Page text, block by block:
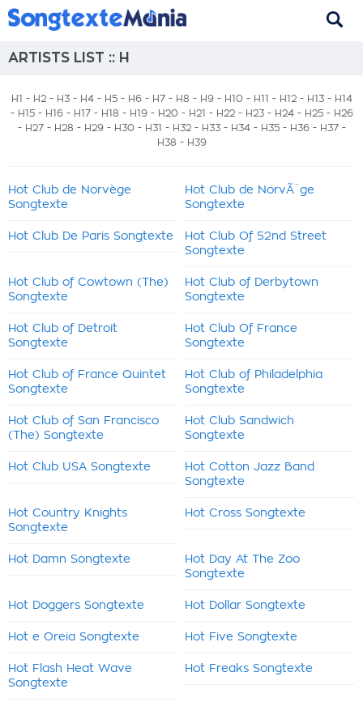
ARTISTS LIST :: H
H1 - H2- H3- H4- H5- H6- H7- H8 - H9- H10- H11 - H12- H13- H14
- H15- H16- H17- H18 - H19- H20- H21 - H22- H23- H24- H25- H26
- H27- H28 - H29- H30- H31 - H32- H33 - H34- H35- H36- H37-
H38 - H39
Hot Club de Norvège
Songtexte
Hot Club de NorvÃ¨ge
Songtexte
Hot Club De Paris Songtexte
Hot Club Of 52nd Street
Songtexte
Hot Club of Cowtown (The)
Songtexte
Hot Club of Derbytown
Songtexte
Hot Club of Detroit
Songtexte
Hot Club Of France
Songtexte
Hot Club of France Quintet
Songtexte
Hot Club of Philadelphia
Songtexte
Hot Club of San Francisco
(The) Songtexte
Hot Club Sandwich
Songtexte
Hot Club USA Songtexte
Hot Cotton Jazz Band
Songtexte
Hot Country Knights
Songtexte
Hot Cross Songtexte
Hot Damn Songtexte
Hot Day At The Zoo
Songtexte
Hot Doggers Songtexte Hot Dollar Songtexte
Hot e Oreia Songtexte Hot Five Songtexte
Hot Flash Heat Wave
Songtexte
Hot Freaks Songtexte